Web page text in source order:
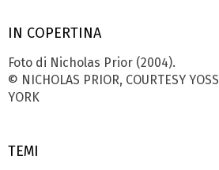
IN COPERTINA
Foto di Nicholas Prior (2004).
© NICHOLAS PRIOR, COURTESY
YORK
TEMI